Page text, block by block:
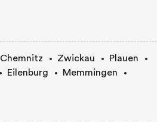
Chemnitz Zwickau
Plauen
Eilenburg
Memmingen